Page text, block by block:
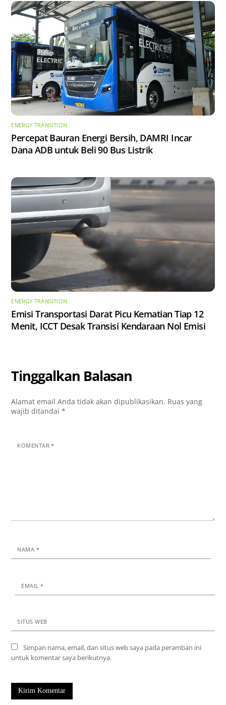
ENERGY TRANSITION
Percepat Bauran Energi Bersih, DAMRI Incar
Dana ADB untuk Beli 90 Bus Listrik
ENERGY TRANSITION
Emisi Transportasi Darat Picu Kematian Tiap 12
Menit, ICCT Desak Transisi Kendaraan Nol Emisi
Tinggalkan Balasan
Alamat email Anda tidak akan dipublikasikan. Ruas yang
wajib ditandai*
KOMENTAR*
NAMA *
EMAIL*
SITUS WEB
Simpan nama, email, dan situs web saya pada peramban ini
untuk komentar saya berikutnya.